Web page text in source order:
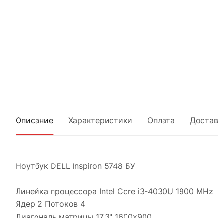
Описание Характеристики Оплата
Ноутбук DELL Inspiron 5748 БУ
Линейка процессора Intel Core i3-4030U 1900 MHz
Ядер 2 Потоков 4